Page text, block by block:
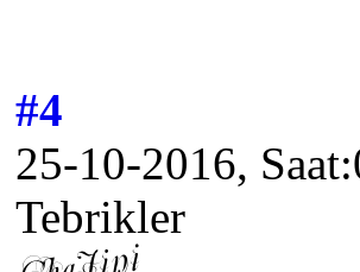
#4
25-10-2016,
Tebrikler